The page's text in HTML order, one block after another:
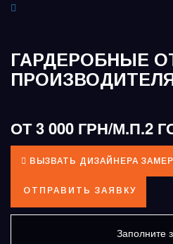
ГАРДЕРОБНЫЕ
ОТ 3 000 ГРН/М.П.2
ВЫЗВАТЬ ДИЗАЙНЕРА
ОТПРАВИТЬ ЗАЯВКУ
Заполните